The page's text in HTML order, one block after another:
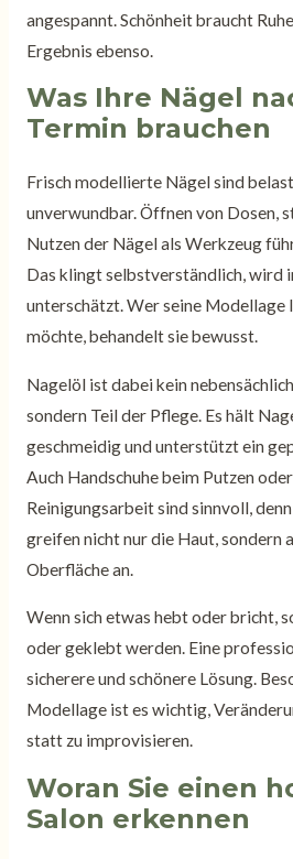
angespannt. Schönheit braucht
Ergebnis ebenso.
Was Ihre Nägel
Termin brauchen
Frisch modellierte Nägel sind
unverwundbar. Öffnen von Dosen,
Nutzen der Nägel als Werkzeug
Das klingt selbstverständlich, wird
unterschätzt. Wer seine Modellage
möchte, behandelt sie bewusst.
Nagelöl ist dabei kein
sondern Teil der Pflege. Es hält
geschmeidig und unterstützt ein
Auch Handschuhe beim Putzen
Reinigungsarbeit sind sinnvoll,
greifen nicht nur die Haut, sondern
Oberfläche an.
Wenn sich etwas hebt oder bricht,
oder geklebt werden. Eine
sicherere und schönere Lösung.
Modellage ist es wichtig,
statt zu improvisieren.
Woran Sie einen
Salon erkennen